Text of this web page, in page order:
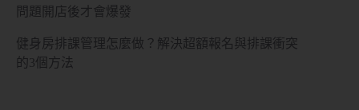
問題開店後才會爆發
健身房排課管理怎麼做？解決超額報名與排課衝突
的3個方法
預